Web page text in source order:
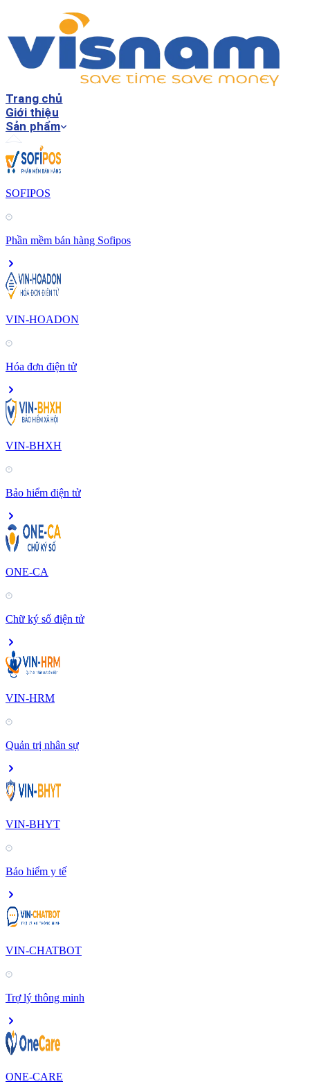
Trang chủ
Giới thiệu
Sản phẩm
SOFIPOS
Phần mềm bán hàng Sofipos
VIN-HOADON
Hóa đơn điện tử
VIN-BHXH
Bảo hiểm điện tử
ONE-CA
Chữ ký số điện tử
VIN-HRM
Quản trị nhân sự
VIN-BHYT
Bảo hiểm y tế
VIN-CHATBOT
Trợ lý thông minh
ONE-CARE